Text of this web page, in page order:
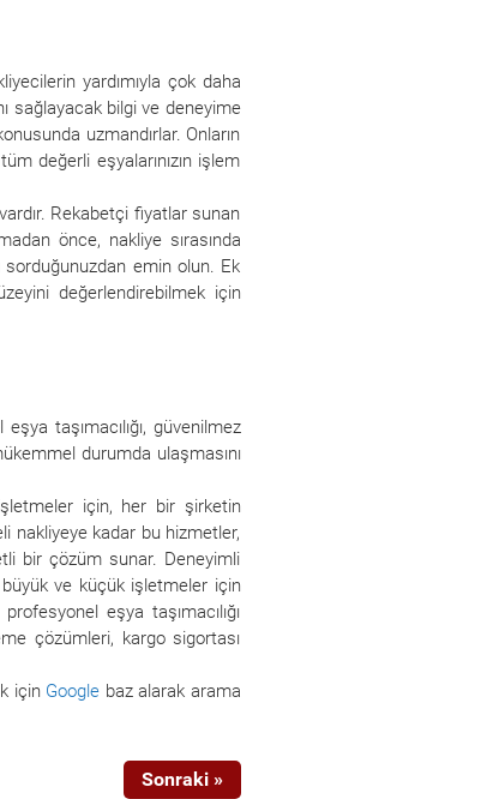
yardımıyla çok daha
sağlayacak bilgi ve deneyime
uzmandırlar. Onların
değerli eşyalarınızın işlem
Rekabetçi fiyatlar sunan
önce, nakliye sırasında
sorduğunuzdan emin olun. Ek
değerlendirebilmek için
taşımacılığı, güvenilmez
durumda ulaşmasını
işletmeler için, her bir şirketin
nakliyeye kadar bu hizmetler,
bir çözüm sunar. Deneyimli
büyük ve küçük işletmeler için
eşya taşımacılığı
çözümleri, kargo sigortası
için Google baz alarak arama
Sonraki »